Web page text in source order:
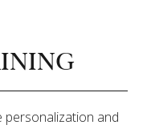
personalization and